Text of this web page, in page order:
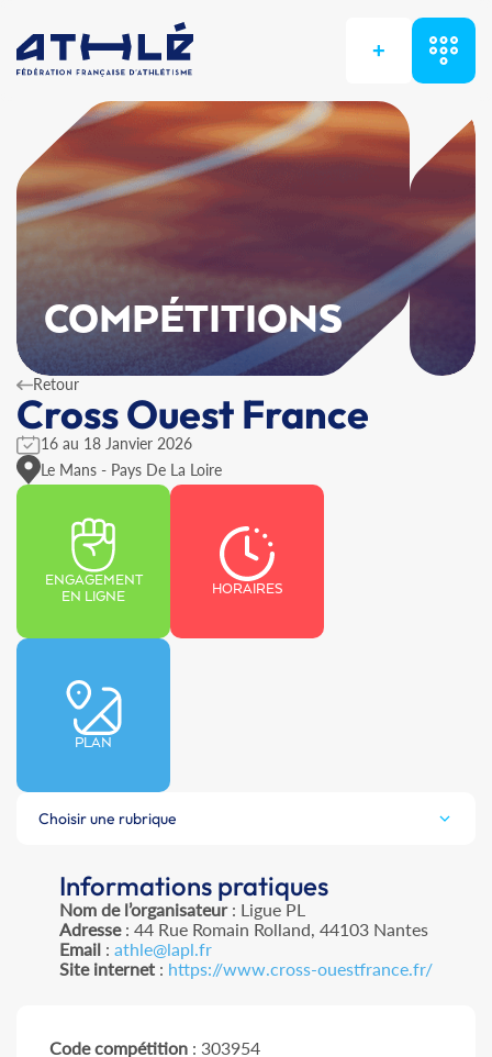
+
COMPÉTITIONS
Retour
Cross Ouest France
16 au 18 Janvier 2026
Le Mans - Pays De La Loire
ENGAGEMENT
EN LIGNE
HORAIRES
PLAN
Choisir une rubrique
Informations pratiques
Nom de l’organisateur: Ligue PL
Adresse: 44 Rue Romain Rolland, 44103 Nantes
Email : athle@lapl.fr
Site internet : https://www.cross-ouestfrance.fr/
Code compétition : 303954